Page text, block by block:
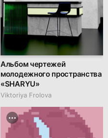
Альбом чертежей
молодежного пространства
«SHARYU»
Viktoriya Frolova